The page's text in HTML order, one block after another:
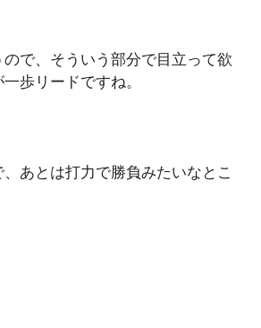
で、そういう部分で目立って欲
歩リードですね。
あとは打力で勝負みたいなとこ